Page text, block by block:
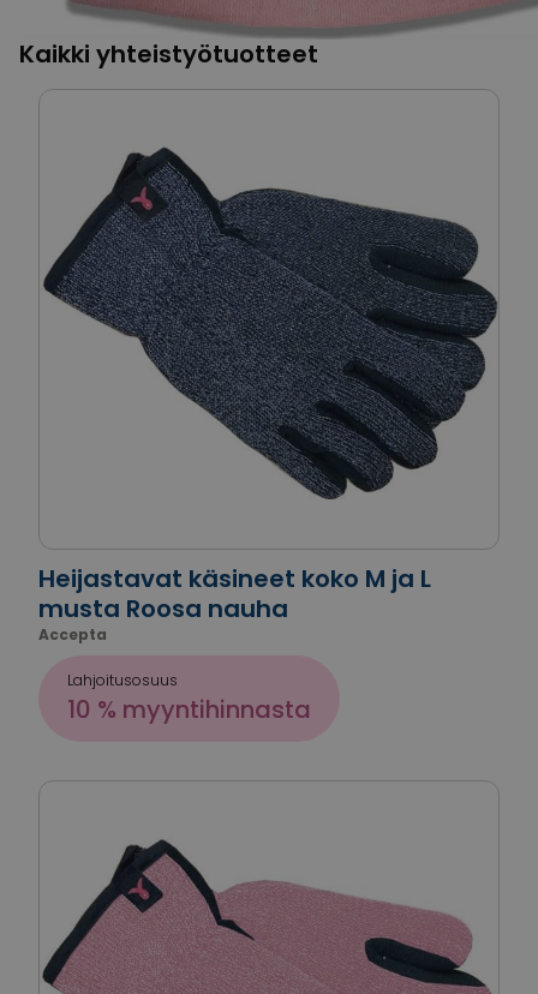
Kaikki yhteistyötuotteet
Heijastavat käsineet koko M ja L
musta Roosa nauha
Accepta
Lahjoitusosuus
10 % myyntihinnasta